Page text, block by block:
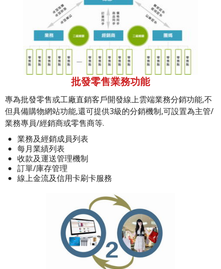
批發零售業務功能
專為批發零售或工廠直銷客戶開發線上雲端業務分銷功能,不
但具備購物網站功能,還可提供3級的分銷機制,可設置為主管/
業務專員/經銷商或零售商等.
業務及經銷成員列表
每月業績列表
收款及運送管理機制
訂單/庫存管理
線上金流及信用卡刷卡服務